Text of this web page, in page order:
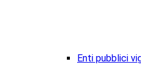
Enti pubblici